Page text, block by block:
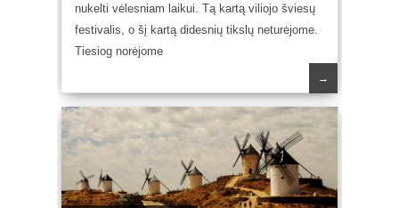
nukelti vėlesniam laikui. Tą kartą viliojo šviesų
festivalis, o šį kartą didesnių tikslų neturėjome.
Tiesiog norėjome
→